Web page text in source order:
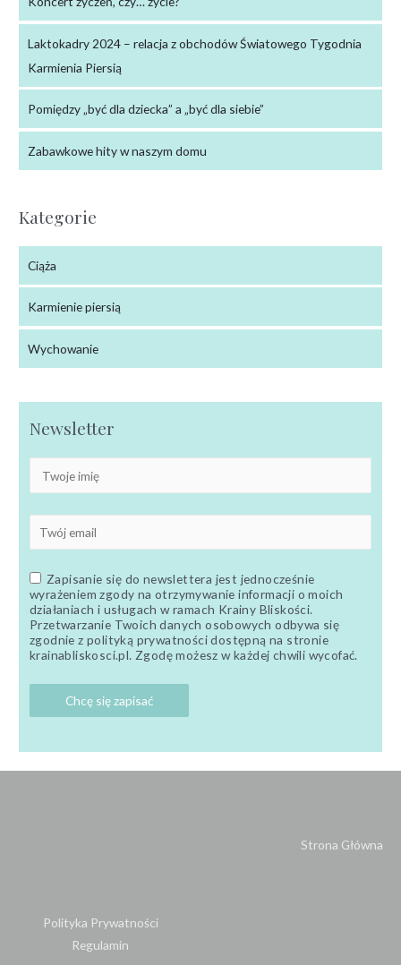
Laktokadry 2024 – relacja z obchodów Światowego Tygodnia
Karmienia Piersią
Pomiędzy „być dla dziecka” a „być dla siebie”
Zabawkowe hity w naszym domu
Kategorie
Ciąża
Karmienie piersią
Wychowanie
Newsletter
Zapisanie się do newslettera jest jednocześnie
wyrażeniem zgody na otrzymywanie informacji o moich
działaniach i usługach w ramach Krainy Bliskości.
Przetwarzanie Twoich danych osobowych odbywa się
zgodnie z polityką prywatności dostępną na stronie
krainabliskosci.pl. Zgodę możesz w każdej chwili wycofać.
Strona Główna
Polityka Prywatności
Regulamin